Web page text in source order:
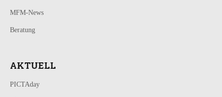
MFM-News
Beratung
AKTUELL
PICTAday